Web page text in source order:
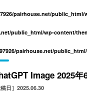
pairhouse.net/
public_html/wp-content/
pairhouse.net/
Image 2025年
稿日］2025.06.30